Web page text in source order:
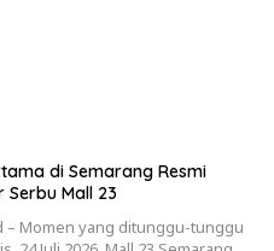
di Semarang Resmi
Serbu Mall 23
– Momen yang ditunggu-tunggu